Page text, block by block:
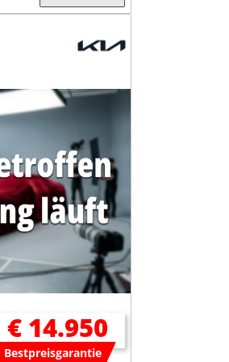
€ 14.950
Bestpreisgarantie